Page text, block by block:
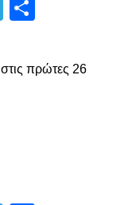
Telegram
πρώτες 26